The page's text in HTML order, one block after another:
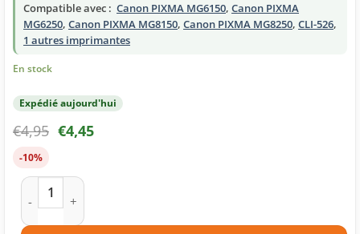
Compatible avec : Canon PIXMA MG6150, Canon PIXMA
MG6250, Canon PIXMA MG8150, Canon PIXMA MG8250, CLI-526,
1 autres imprimantes
En stock
Expédié aujourd'hui
€4,95 €4,45
-10%
quantité de Cartouche d'encre compatible Canon CLI-526GY